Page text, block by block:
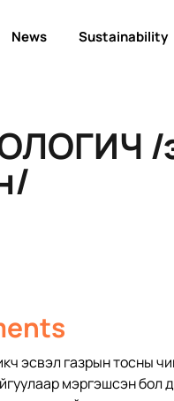
News Sustainability
/
эсвэл газрын тосны
мэргэшсэн бол